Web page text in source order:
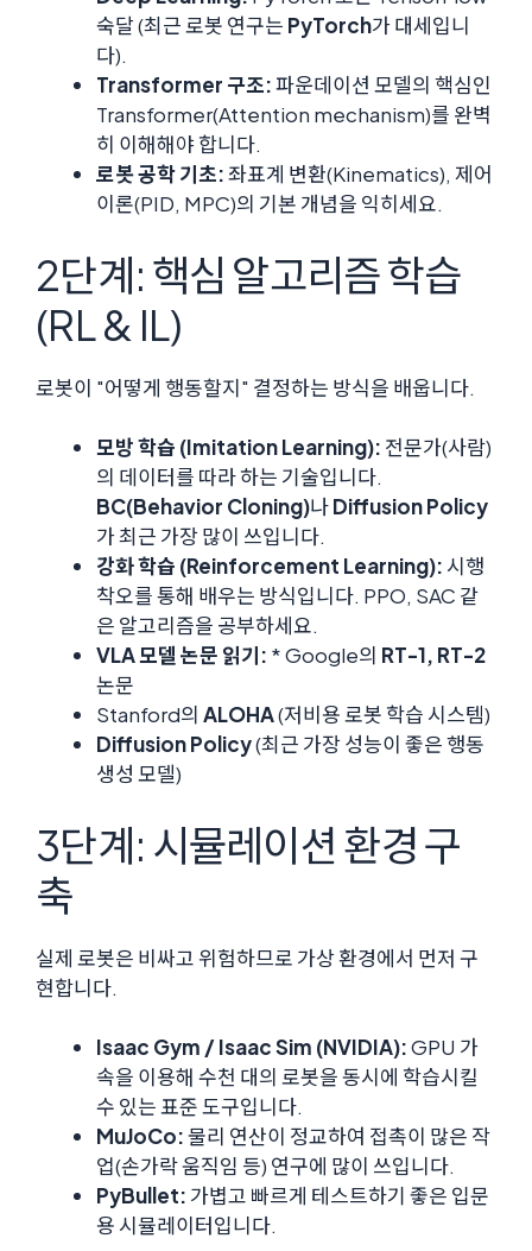
숙달 (최근 로봇 연구는 PyTorch가 대세입니
다).
Transformer 구조:파운데이션 모델의 핵심인
Transformer(Attention mechanism)를 완벽
히 이해해야 합니다.
로봇 공학 기초:좌표계 변환(Kinematics), 제어
이론(PID, MPC)의 기본 개념을 익히세요.
2단계: 핵심 알고리즘 학습
(RL & IL)
로봇이 "어떻게 행동할지" 결정하는 방식을 배웁니다.
모방 학습 (Imitation Learning): 전문가(사람)
의 데이터를 따라 하는 기술입니다.
BC(Behavior Cloning)나Diffusion Policy
가 최근 가장 많이 쓰입니다.
강화 학습 (Reinforcement Learning): 시행
착오를 통해 배우는 방식입니다. PPO, SAC 같
은 알고리즘을 공부하세요.
VLA 모델 논문 읽기: * Google의 RT-1, RT-2
논문
Stanford의 ALOHA(저비용 로봇 학습 시스템)
Diffusion Policy(최근 가장 성능이 좋은 행동
생성 모델)
3단계: 시뮬레이션 환경 구
축
실제 로봇은 비싸고 위험하므로 가상 환경에서 먼저 구
현합니다.
Isaac Gym / Isaac Sim (NVIDIA):GPU 가
속을 이용해 수천 대의 로봇을 동시에 학습시킬
수 있는 표준 도구입니다.
MuJoCo:물리 연산이 정교하여 접촉이 많은 작
업(손가락 움직임 등) 연구에 많이 쓰입니다.
PyBullet: 가볍고 빠르게 테스트하기 좋은 입문
용 시뮬레이터입니다.